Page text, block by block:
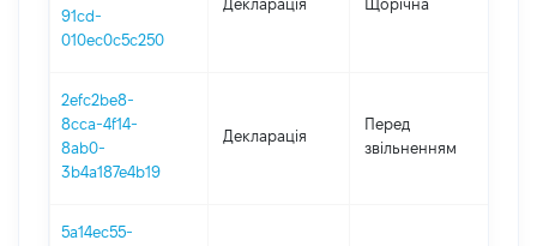
91cd-
010ec0c5c250
Декларація Щорічна
2efc2be8-
8cca-4f14-
8ab0-
3b4a187e4b19
Декларація
Перед
звільненням
5a14ec55-